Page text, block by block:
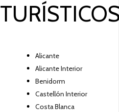
Alicante
Alicante Interior
Benidorm
Castellón Interior
Costa Blanca